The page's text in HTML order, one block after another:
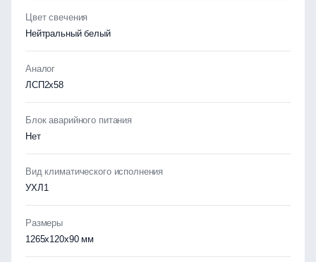
Цвет свечения
Нейтральный белый
Аналог
ЛСП2х58
Блок аварийного питания
Нет
Вид климатического исполнения
УХЛ1
Размеры
1265x120x90 мм